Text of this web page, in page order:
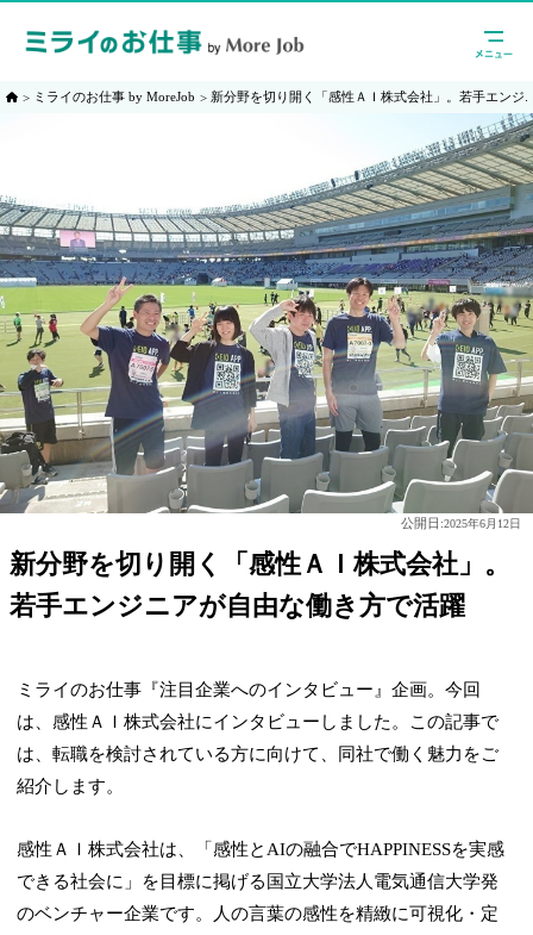
ミライのお仕事 by MoreJob 新分野を切り開く「感性ＡＩ株式会社」。若手エンジ
公開日:2025年6月12日
新分野を切り開く「感性ＡＩ株式会社」。
若手エンジニアが自由な働き方で活躍
ミライのお仕事『注目企業へのインタビュー』企画。今回
は、感性ＡＩ株式会社にインタビューしました。この記事で
は、転職を検討されている方に向けて、同社で働く魅力をご
紹介します。
感性ＡＩ株式会社は、「感性とAIの融合でHAPPINESSを実感
できる社会に」を目標に掲げる国立大学法人電気通信大学発
のベンチャー企業です。人の言葉の感性を精緻に可視化・定